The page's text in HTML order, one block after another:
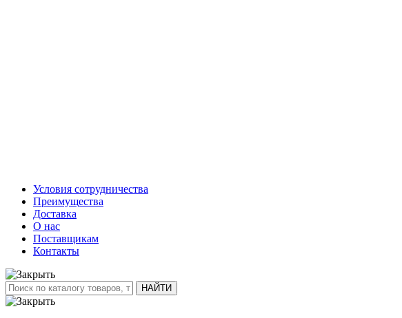
Условия сотрудничества
Преимущества
Доставка
О нас
Поставщикам
Контакты